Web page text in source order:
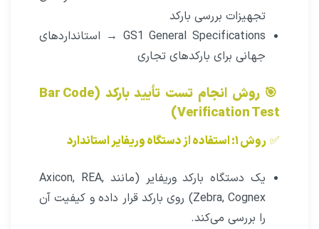
تجهیزات بررسی بارکد
GS1 General Specifications → استانداردهای
جهانی برای بارکدهای تجاری
🎯 روش انجام تست تأیید بارکد (Bar Code
Verification Test)
✅ روش ۱: استفاده از دستگاه وریفایر استاندارد
یک دستگاه بارکد وریفایر (مانند Axicon, REA,
Zebra, Cognex) روی بارکد قرار داده و کیفیت آن
را بررسی می‌کند.